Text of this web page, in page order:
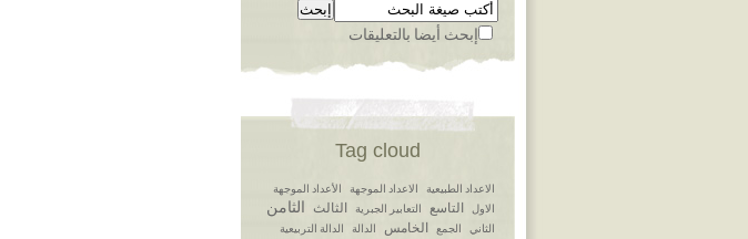
إبحث أيضا بالتعليقات
Tag cloud
الاعداد الطبيعية الاعداد الموجهة
الأعداد الموجهة
الاول
التاسع التعابير الجبرية الثالث الثامن
الثاني الجمع الخامس الدالة
الدالة التربيعية